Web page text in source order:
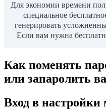
Для экономии времени
специальное
генерировать
Если вам нужна
Как поменять
или запаролить
Вход в настройки